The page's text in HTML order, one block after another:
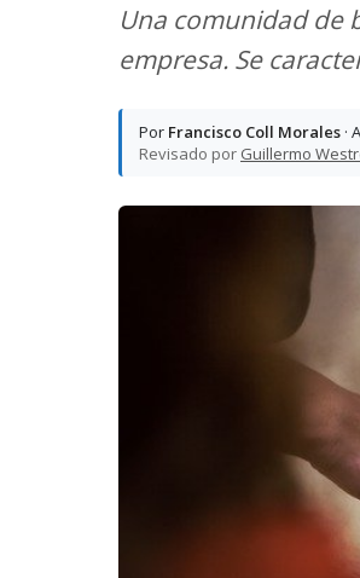
Una comunidad de
empresa. Se
Por Francisco Coll Morales ·
Revisado por Guillermo